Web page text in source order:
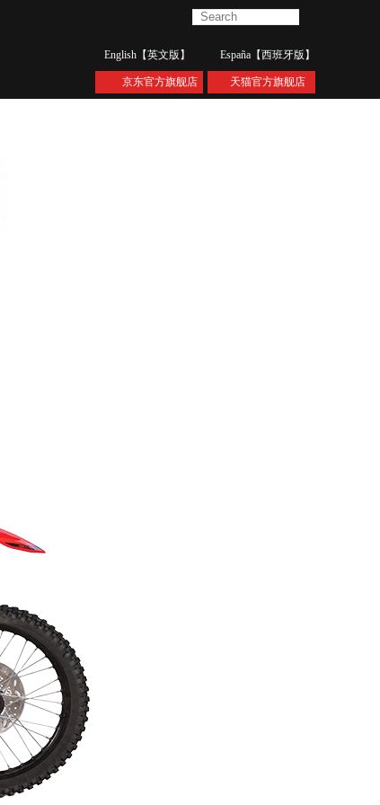
english【英文版】 españa【西班牙版】
京东官方旗舰店 天猫官方旗舰店